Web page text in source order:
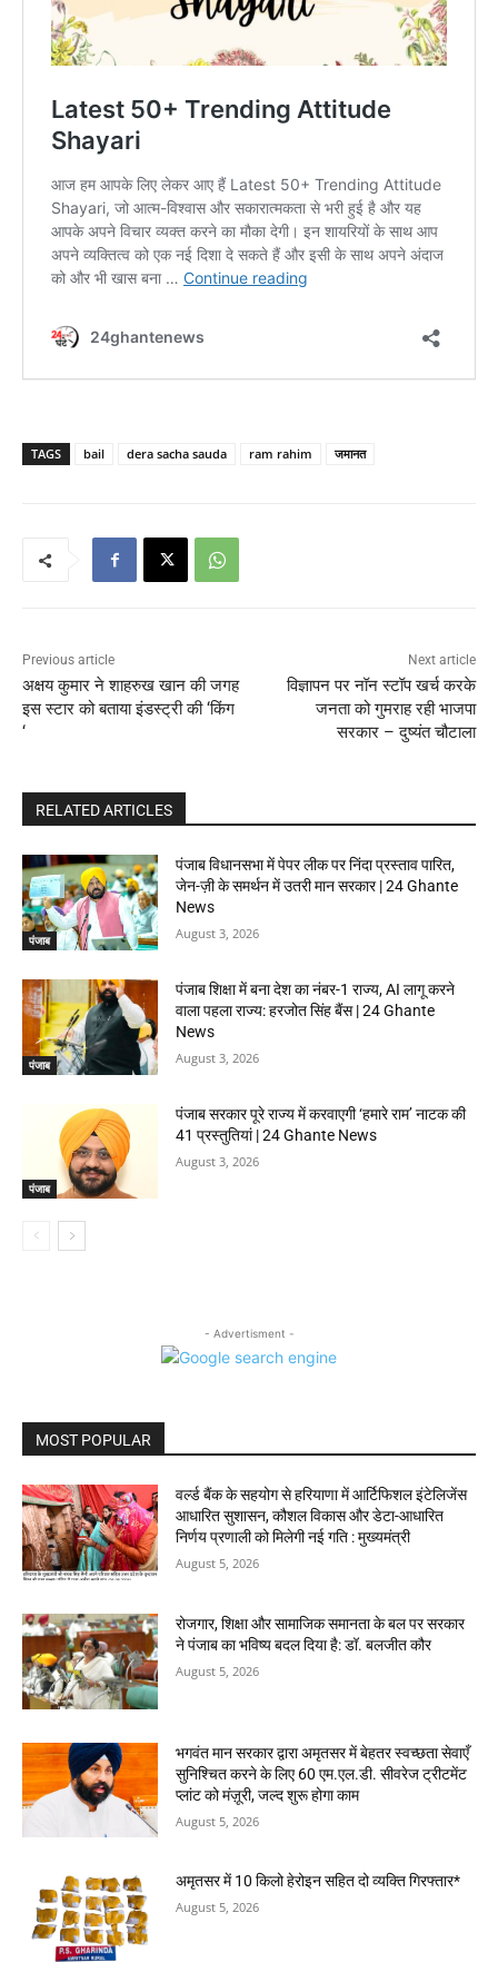
TAGS bail dera sacha sauda ram rahim जमानत
Previous article
अक्षय कुमार ने शाहरुख खान की जगह
इस स्टार को बताया इंडस्ट्री की ‘किंग
‘
Next article
विज्ञापन पर नॉन स्टॉप खर्च करके
जनता को गुमराह रही भाजपा
सरकार – दुष्यंत चौटाला
RELATED ARTICLES
पंजाब
पंजाब विधानसभा में पेपर लीक पर निंदा प्रस्ताव पारित,
जेन-ज़ी के समर्थन में उतरी मान सरकार | 24 Ghante
News
August 3, 2026
पंजाब
पंजाब शिक्षा में बना देश का नंबर-1 राज्य, AI लागू करने
वाला पहला राज्य: हरजोत सिंह बैंस | 24 Ghante
News
August 3, 2026
पंजाब
पंजाब सरकार पूरे राज्य में करवाएगी ‘हमारे राम’ नाटक की
41 प्रस्तुतियां | 24 Ghante News
August 3, 2026
- Advertisment -
MOST POPULAR
वर्ल्ड बैंक के सहयोग से हरियाणा में आर्टिफिशल इंटेलिजेंस
आधारित सुशासन, कौशल विकास और डेटा-आधारित
निर्णय प्रणाली को मिलेगी नई गति : मुख्यमंत्री
August 5, 2026
रोजगार, शिक्षा और सामाजिक समानता के बल पर सरकार
ने पंजाब का भविष्य बदल दिया है: डॉ. बलजीत कौर
August 5, 2026
भगवंत मान सरकार द्वारा अमृतसर में बेहतर स्वच्छता सेवाएँ
सुनिश्चित करने के लिए 60 एम.एल.डी. सीवरेज ट्रीटमेंट
प्लांट को मंज़ूरी, जल्द शुरू होगा काम
August 5, 2026
अमृतसर में 10 किलो हेरोइन सहित दो व्यक्ति गिरफ्तार*
August 5, 2026